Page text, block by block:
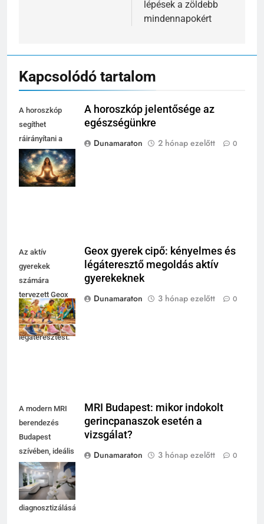
lépések a zöldebb
mindennapokért
Kapcsolódó tartalom
A horoszkóp
segíthet
ráirányítani a
figyelmet a
testünk
jelzéseire.
A horoszkóp jelentősége az
egészségünkre
Dunamaraton
2 hónap ezelőtt 0
Az aktív
gyerekek
számára
tervezett Geox
cipő biztosítja a
kényelmet és a
légáteresztést.
Geox gyerek cipő: kényelmes és
légáteresztő megoldás aktív
gyerekeknek
Dunamaraton
3 hónap ezelőtt 0
A modern MRI
berendezés
Budapest
szívében, ideális
választás
gerincpanaszok
pontos
diagnosztizálásához.
MRI Budapest: mikor indokolt
gerincpanaszok esetén a
vizsgálat?
Dunamaraton
3 hónap ezelőtt 0